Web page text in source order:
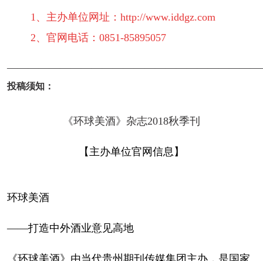
1、主办单位网址：http://www.iddgz.com
2、官网电话：0851-85895057
投稿须知：
《环球美酒》杂志2018秋季刊
【主办单位官网信息】
环球美酒
——打造中外酒业意见高地